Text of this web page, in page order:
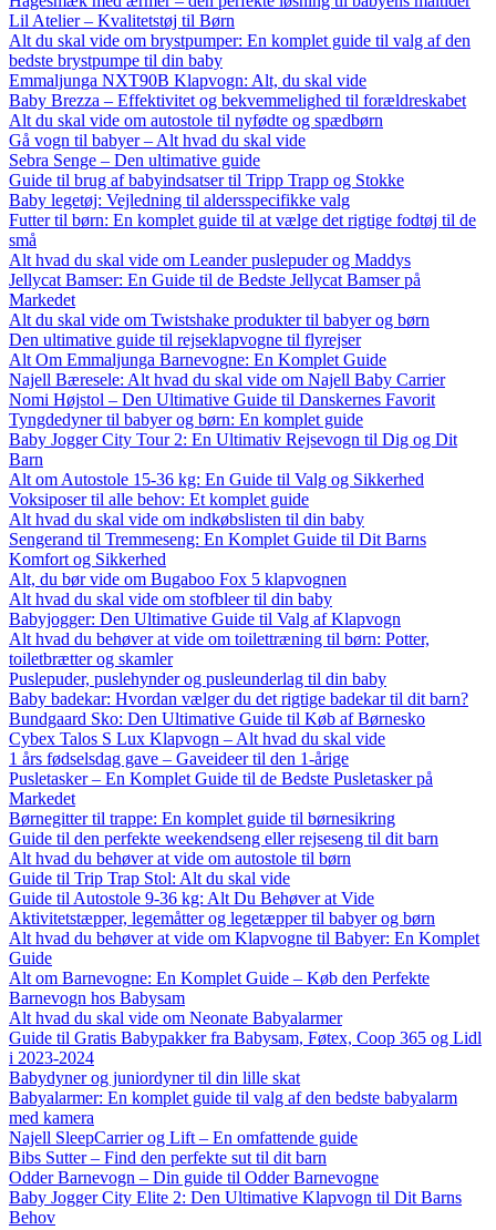
Lil Atelier – Kvalitetstøj til Børn
Alt du skal vide om brystpumper: En komplet guide til valg af den
bedste brystpumpe til din baby
Emmaljunga NXT90B Klapvogn: Alt, du skal vide
Baby Brezza – Effektivitet og bekvemmelighed til forældreskabet
Alt du skal vide om autostole til nyfødte og spædbørn
Gå vogn til babyer – Alt hvad du skal vide
Sebra Senge – Den ultimative guide
Guide til brug af babyindsatser til Tripp Trapp og Stokke
Baby legetøj: Vejledning til aldersspecifikke valg
Futter til børn: En komplet guide til at vælge det rigtige fodtøj til de
små
Alt hvad du skal vide om Leander puslepuder og Maddys
Jellycat Bamser: En Guide til de Bedste Jellycat Bamser på
Markedet
Alt du skal vide om Twistshake produkter til babyer og børn
Den ultimative guide til rejseklapvogne til flyrejser
Alt Om Emmaljunga Barnevogne: En Komplet Guide
Najell Bæresele: Alt hvad du skal vide om Najell Baby Carrier
Nomi Højstol – Den Ultimative Guide til Danskernes Favorit
Tyngdedyner til babyer og børn: En komplet guide
Baby Jogger City Tour 2: En Ultimativ Rejsevogn til Dig og Dit
Barn
Alt om Autostole 15-36 kg: En Guide til Valg og Sikkerhed
Voksiposer til alle behov: Et komplet guide
Alt hvad du skal vide om indkøbslisten til din baby
Sengerand til Tremmeseng: En Komplet Guide til Dit Barns
Komfort og Sikkerhed
Alt, du bør vide om Bugaboo Fox 5 klapvognen
Alt hvad du skal vide om stofbleer til din baby
Babyjogger: Den Ultimative Guide til Valg af Klapvogn
Alt hvad du behøver at vide om toilettræning til børn: Potter,
toiletbrætter og skamler
Puslepuder, puslehynder og pusleunderlag til din baby
Baby badekar: Hvordan vælger du det rigtige badekar til dit barn?
Bundgaard Sko: Den Ultimative Guide til Køb af Børnesko
Cybex Talos S Lux Klapvogn – Alt hvad du skal vide
1 års fødselsdag gave – Gaveideer til den 1-årige
Pusletasker – En Komplet Guide til de Bedste Pusletasker på
Markedet
Børnegitter til trappe: En komplet guide til børnesikring
Guide til den perfekte weekendseng eller rejseseng til dit barn
Alt hvad du behøver at vide om autostole til børn
Guide til Trip Trap Stol: Alt du skal vide
Guide til Autostole 9-36 kg: Alt Du Behøver at Vide
Aktivitetstæpper, legemåtter og legetæpper til babyer og børn
Alt hvad du behøver at vide om Klapvogne til Babyer: En Komplet
Guide
Alt om Barnevogne: En Komplet Guide – Køb den Perfekte
Barnevogn hos Babysam
Alt hvad du skal vide om Neonate Babyalarmer
Guide til Gratis Babypakker fra Babysam, Føtex, Coop 365 og Lidl
i 2023-2024
Babydyner og juniordyner til din lille skat
Babyalarmer: En komplet guide til valg af den bedste babyalarm
med kamera
Najell SleepCarrier og Lift – En omfattende guide
Bibs Sutter – Find den perfekte sut til dit barn
Odder Barnevogn – Din guide til Odder Barnevogne
Baby Jogger City Elite 2: Den Ultimative Klapvogn til Dit Barns
Behov